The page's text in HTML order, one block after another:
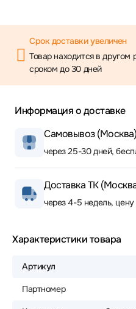
Срок доставки увеличен
Товар находится в
сроком до 30 дней
Информация о доставке
Самовывоз
через 25-30 дней,
Доставка ТК
через 4-5 недель, цену
Характеристики товара
Артикул
Партномер